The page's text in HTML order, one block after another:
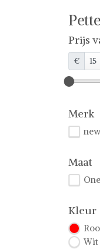
Prijs
€
Merk
Maat
Kleur
Wit